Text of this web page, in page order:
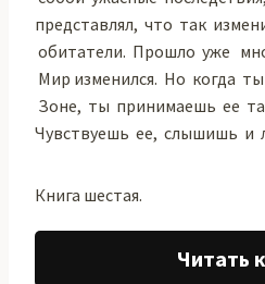
представлял, что так
обитатели. Прошло уже
Мир изменился. Но когда
Зоне, ты принимаешь ее
Чувствуешь ее, слышишь
Книга шестая.
Читать